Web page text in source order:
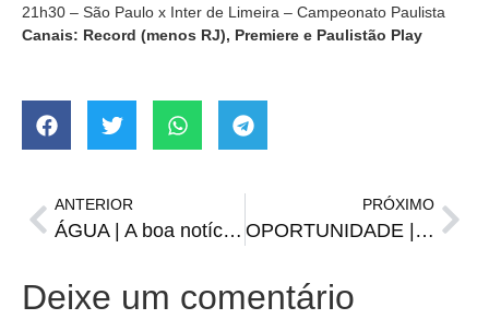
21h30 – São Paulo x Inter de Limeira – Campeonato Paulista
Canais: Record (menos RJ), Premiere e Paulistão Play
ANTERIOR
ÁGUA | A boa notícia sobre a barragem que veio antes da chuva
PRÓXIMO
OPORTUNIDADE | Copeira de Hotel e outras vagas da FGTAS/Sine para 15 de fevereiro
Deixe um comentário